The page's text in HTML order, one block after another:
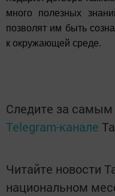
много полезных
позволят им быть
к окружающей среде.
Следите за
Telegram-канале
Читайте новости
национальном